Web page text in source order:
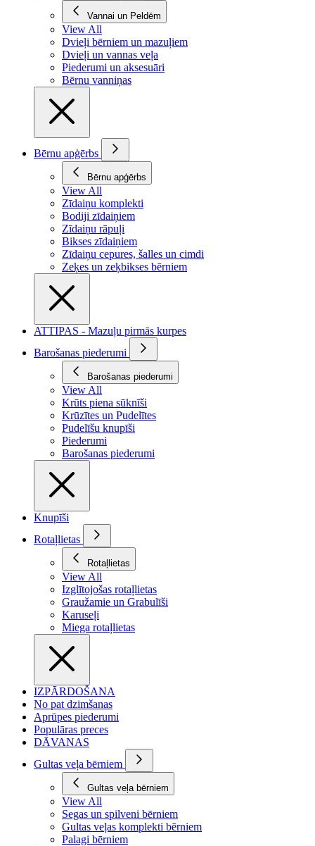
Vannai un Peldēm
View All
Dvieļi bērniem un mazuļiem
Dvieļi un vannas veļa
Piederumi un aksesuāri
Bērnu vanniņas
Bērnu apģērbs
Bērnu apģērbs
View All
Zīdaiņu komplekti
Bodiji zīdaiņiem
Zīdaiņu rāpuļi
Bikses zīdaiņiem
Zīdaiņu cepures, šalles un cimdi
Zeķes un zeķbikses bērniem
ATTIPAS - Mazuļu pirmās kurpes
Barošanas piederumi
Barošanas piederumi
View All
Krūts piena sūknīši
Krūzītes un Pudelītes
Pudelīšu knupīši
Piederumi
Barošanas piederumi
Knupīši
Rotaļlietas
Rotaļlietas
View All
Izglītojošas rotaļlietas
Graužamie un Grabulīši
Karuseļi
Miega rotaļlietas
IZPĀRDOŠANA
No pat dzimšanas
Aprūpes piederumi
Populāras preces
DĀVANAS
Gultas veļa bērniem
Gultas veļa bērniem
View All
Segas un spilveni bērniem
Gultas veļas komplekti bērniem
Palagi bērniem